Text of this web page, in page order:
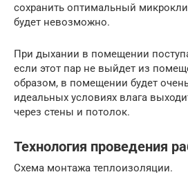
сохранить оптимальный
будет невозможно.
При дыхании в помещении
если этот пар не выйдет из
образом, в помещении будет
идеальных условиях влага
через стены и потолок.
Технология проведения
Схема монтажа теплоизоляции.